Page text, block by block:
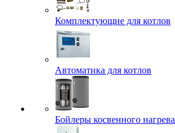
Комплектующие для котлов
Автоматика для котлов
Бойлеры косвенного нагрева